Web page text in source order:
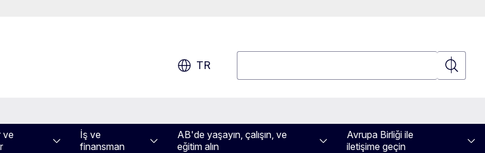
TR
Ara
ve
İş ve
finansman
AB'de yaşayın, çalışın, ve
eğitim alın
Avrupa Birliği ile
iletişime geçin